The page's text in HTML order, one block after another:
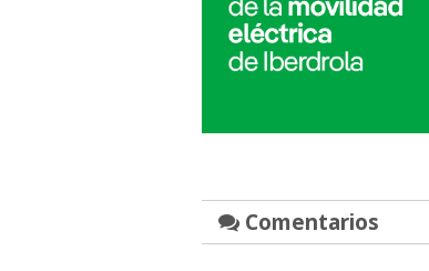
Comentarios